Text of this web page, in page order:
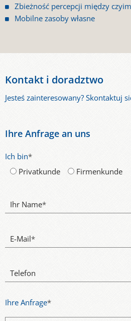
Zbieżność percepcji między
Mobilne zasoby własne
Kontakt i doradztwo
Jesteś zainteresowany? Skontaktuj
Ihre Anfrage an uns
Ich bin*
Privatkunde
Firmenkunde
Ihr Name*
E-Mail*
Telefon
Ihre Anfrage*